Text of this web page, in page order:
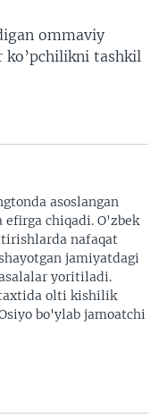
ommaviy
tashkil
asoslangan
chiqadi. O'zbek
nafaqat
jamiyatdagi
yoritiladi.
olti kishilik
bo'ylab jamoatchi